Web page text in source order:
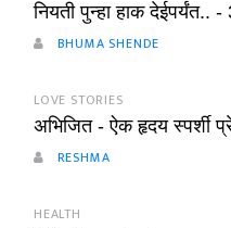
नियती पुन्हा हाक देईपर्यंत.. -
BHUMA SHENDE
LOVE STORIES
अभिजित - ऐक हृदय स्पर्शी
RESHMA
HEALTH